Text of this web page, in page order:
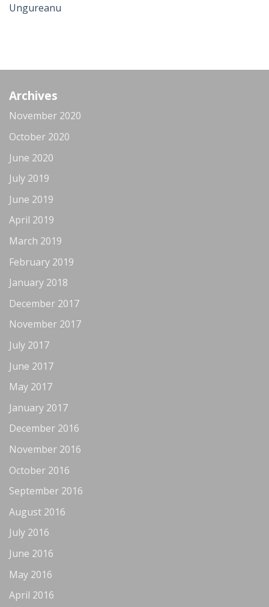
Ungureanu
Archives
November 2020
October 2020
June 2020
July 2019
June 2019
April 2019
March 2019
February 2019
January 2018
December 2017
November 2017
July 2017
June 2017
May 2017
January 2017
December 2016
November 2016
October 2016
September 2016
August 2016
July 2016
June 2016
May 2016
April 2016